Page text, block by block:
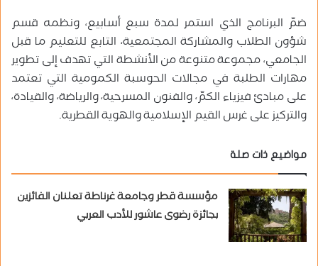
ضمّ البرنامج الذي استمر لمدة سبع أسابيع، ونظمه قسم
شؤون الطلاب والمشاركة المجتمعية، التابع للتعليم ما قبل
الجامعي، مجموعة متنوعة من الأنشطة التي تهدف إلى تطوير
مهارات الطلبة في مجالات الحوسبة الكمومية التي تعتمد
على مبادئ فيزياء الكمّ، والفنون المسرحية، والرياضة، والقيادة،
والتركيز على غرس القيم الإسلامية والهوية القطرية.
مواضيع ذات صلة
مؤسسة قطر وجامعة غرناطة تعلنان الفائزين
بجائزة رضوى عاشور للأدب العربي